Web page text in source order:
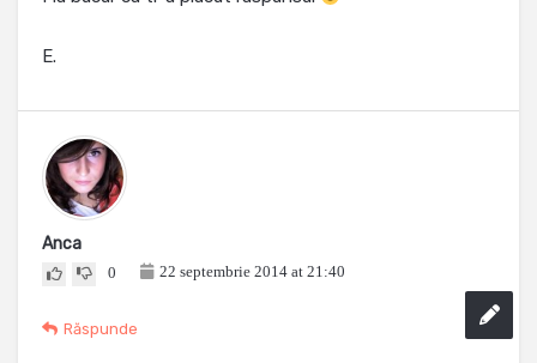
E.
Anca
0 22 septembrie 2014 at 21:40
Răspunde